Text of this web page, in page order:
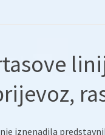
iznenadila